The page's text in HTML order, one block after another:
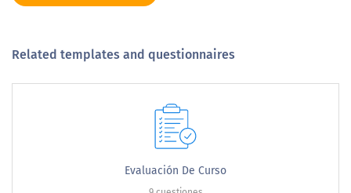
Related templates and questionnaires
Evaluación De Curso